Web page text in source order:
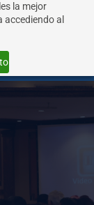
la mejor
accediendo al